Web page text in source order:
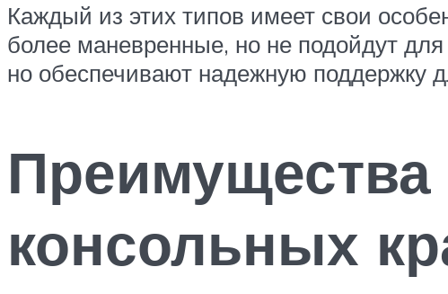
Каждый из этих типов имеет свои
более маневренные, но не подойдут
но обеспечивают надежную поддержку
Преимущества
консольных